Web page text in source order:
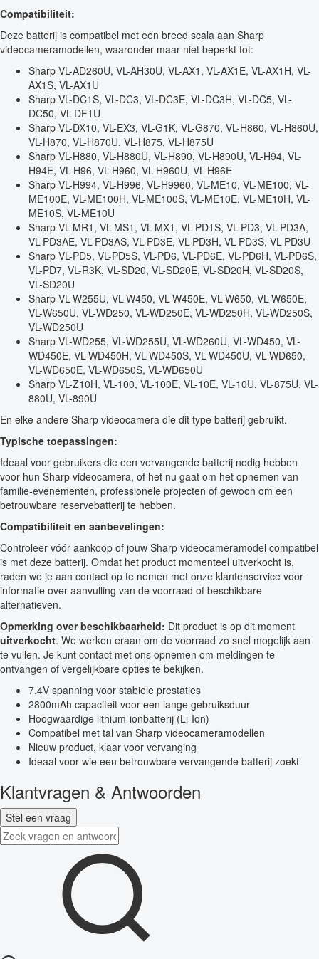
Compatibiliteit:
Deze batterij is compatibel met een breed scala aan Sharp
videocameramodellen, waaronder maar niet beperkt tot:
Sharp VL-AD260U, VL-AH30U, VL-AX1, VL-AX1E, VL-AX1H, VL-
AX1S, VL-AX1U
Sharp VL-DC1S, VL-DC3, VL-DC3E, VL-DC3H, VL-DC5, VL-
DC50, VL-DF1U
Sharp VL-DX10, VL-EX3, VL-G1K, VL-G870, VL-H860, VL-H860U,
VL-H870, VL-H870U, VL-H875, VL-H875U
Sharp VL-H880, VL-H880U, VL-H890, VL-H890U, VL-H94, VL-
H94E, VL-H96, VL-H960, VL-H960U, VL-H96E
Sharp VL-H994, VL-H996, VL-H9960, VL-ME10, VL-ME100, VL-
ME100E, VL-ME100H, VL-ME100S, VL-ME10E, VL-ME10H, VL-
ME10S, VL-ME10U
Sharp VL-MR1, VL-MS1, VL-MX1, VL-PD1S, VL-PD3, VL-PD3A,
VL-PD3AE, VL-PD3AS, VL-PD3E, VL-PD3H, VL-PD3S, VL-PD3U
Sharp VL-PD5, VL-PD5S, VL-PD6, VL-PD6E, VL-PD6H, VL-PD6S,
VL-PD7, VL-R3K, VL-SD20, VL-SD20E, VL-SD20H, VL-SD20S,
VL-SD20U
Sharp VL-W255U, VL-W450, VL-W450E, VL-W650, VL-W650E,
VL-W650U, VL-WD250, VL-WD250E, VL-WD250H, VL-WD250S,
VL-WD250U
Sharp VL-WD255, VL-WD255U, VL-WD260U, VL-WD450, VL-
WD450E, VL-WD450H, VL-WD450S, VL-WD450U, VL-WD650,
VL-WD650E, VL-WD650S, VL-WD650U
Sharp VL-Z10H, VL-100, VL-100E, VL-10E, VL-10U, VL-875U, VL-
880U, VL-890U
En elke andere Sharp videocamera die dit type batterij gebruikt.
Typische toepassingen:
Ideaal voor gebruikers die een vervangende batterij nodig hebben
voor hun Sharp videocamera, of het nu gaat om het opnemen van
familie-evenementen, professionele projecten of gewoon om een
betrouwbare reservebatterij te hebben.
Compatibiliteit en aanbevelingen:
Controleer vóór aankoop of jouw Sharp videocameramodel compatibel
is met deze batterij. Omdat het product momenteel uitverkocht is,
raden we je aan contact op te nemen met onze klantenservice voor
informatie over aanvulling van de voorraad of beschikbare
alternatieven.
Opmerking over beschikbaarheid: Dit product is op dit moment
uitverkocht. We werken eraan om de voorraad zo snel mogelijk aan
te vullen. Je kunt contact met ons opnemen om meldingen te
ontvangen of vergelijkbare opties te bekijken.
7.4V spanning voor stabiele prestaties
2800mAh capaciteit voor een lange gebruiksduur
Hoogwaardige lithium-ionbatterij (Li-Ion)
Compatibel met tal van Sharp videocameramodellen
Nieuw product, klaar voor vervanging
Ideaal voor wie een betrouwbare vervangende batterij zoekt
Klantvragen & Antwoorden
Stel een vraag